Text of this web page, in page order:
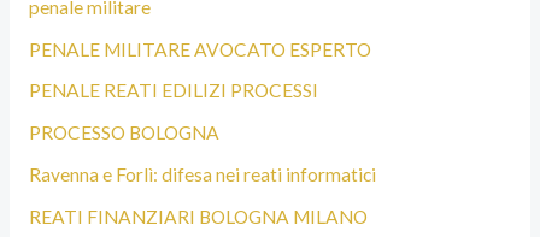
penale militare
PENALE MILITARE AVOCATO ESPERTO
PENALE REATI EDILIZI PROCESSI
PROCESSO BOLOGNA
Ravenna e Forlì: difesa nei reati informatici
REATI FINANZIARI BOLOGNA MILANO